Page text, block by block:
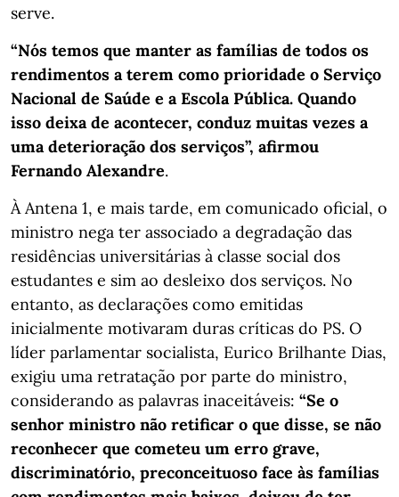
serve.
“Nós temos que manter as famílias de todos os
rendimentos a terem como prioridade o Serviço
Nacional de Saúde e a Escola Pública. Quando
isso deixa de acontecer, conduz muitas vezes a
uma deterioração dos serviços”, afirmou
Fernando Alexandre.
À Antena 1, e mais tarde, em comunicado oficial, o
ministro nega ter associado a degradação das
residências universitárias à classe social dos
estudantes e sim ao desleixo dos serviços. No
entanto, as declarações como emitidas
inicialmente motivaram duras críticas do PS. O
líder parlamentar socialista, Eurico Brilhante Dias,
exigiu uma retratação por parte do ministro,
considerando as palavras inaceitáveis: “Se o
senhor ministro não retificar o que disse, se não
reconhecer que cometeu um erro grave,
discriminatório, preconceituoso face às famílias